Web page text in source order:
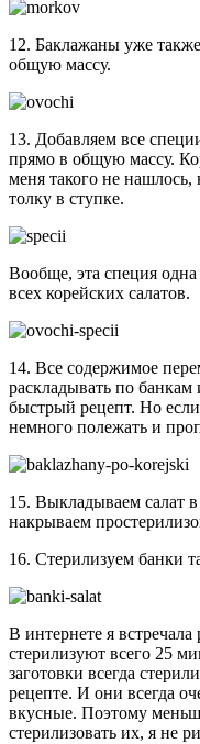
12. Баклажаны уже
общую массу.
13. Добавляем все
прямо в общую массу.
меня такого не нашлось,
толку в ступке.
Вообще, эта специя
всех корейских салатов.
14. Все содержимое
раскладывать по банкам
быстрый рецепт. Но если
немного полежать и
15. Выкладываем салат
накрываем
16. Стерилизуем банки
В интернете я
стерилизуют всего 25
заготовки всегда
рецепте. И они всегда
вкусные. Поэтому
стерилизовать их, я не